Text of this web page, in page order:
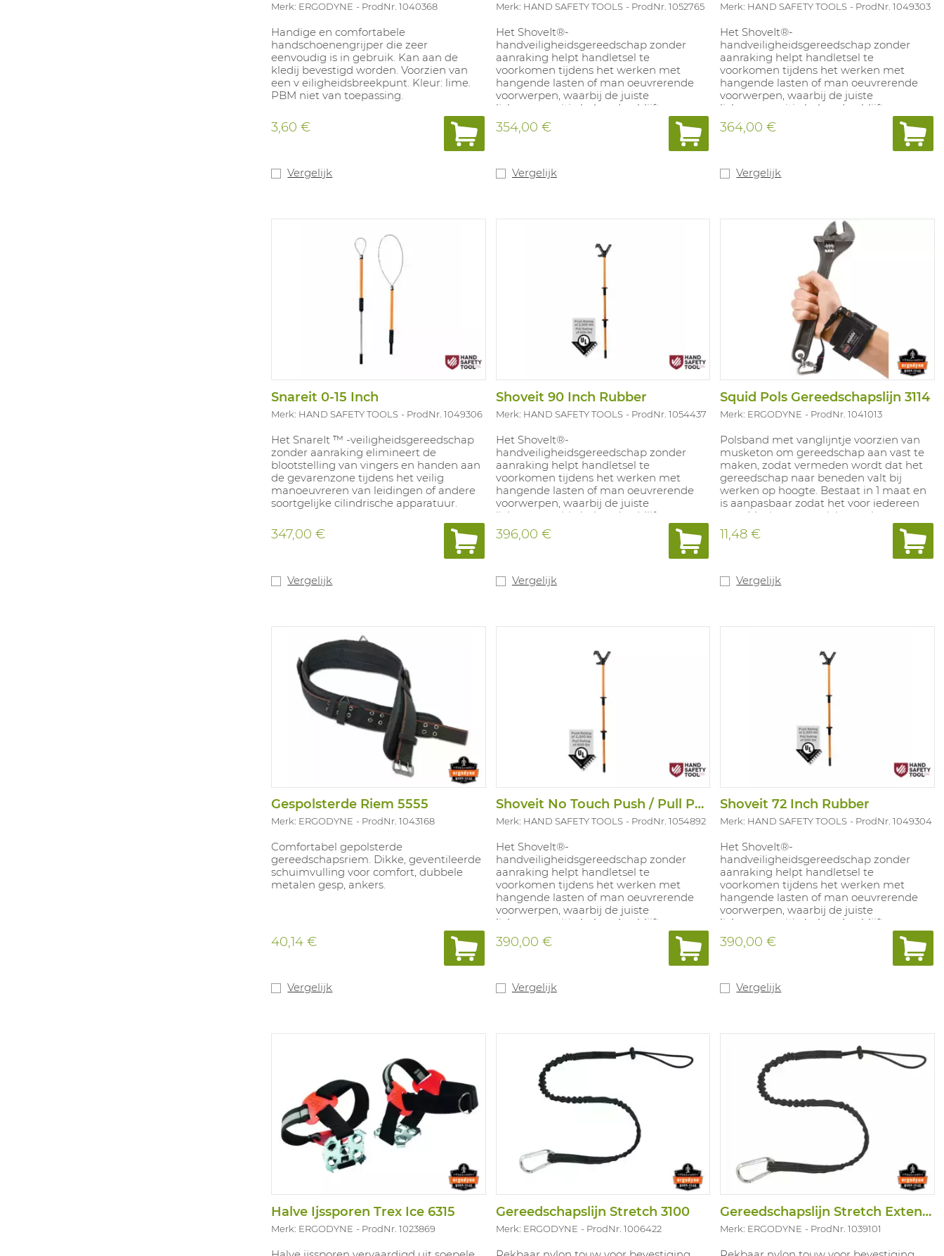
Merk: ERGODYNE ProdNr. 1040368
Handige en comfortabele
handschoenengrijper die zeer
eenvoudig is in gebruik. Kan aan de
kledij bevestigd worden. Voorzien van
een v eiligheidsbreekpunt. Kleur: lime.
PBM niet van toepassing.
3,60 €
Vergelijk
Merk: HAND SAFETY TOOLS ProdNr. 1052765
Het ShoveIt®-
handveiligheidsgereedschap zonder
aanraking helpt handletsel te
voorkomen tijdens het werken met
hangende lasten of man oeuvrerende
voorwerpen, waarbij de juiste
lichaamspositie behouden blijft voor
veilig hanteren buiten de vuurlinie. Het
stelt gebruikers in staat om ladingen te
stroppen en slogan vast te pakken
Lengte: 42 inch.
354,00 €
Vergelijk
Merk: HAND SAFETY TOOLS ProdNr. 1049303
Het ShoveIt®-
handveiligheidsgereedschap zonder
aanraking helpt handletsel te
voorkomen tijdens het werken met
hangende lasten of man oeuvrerende
voorwerpen, waarbij de juiste
lichaamspositie behouden blijft voor
veilig hanteren buiten de vuurlinie. Het
stelt gebruikers in staat om ladingen te
stroppen en slogan vast te pakken
Lengte: 50 inch.
364,00 €
Vergelijk
Snareit 0-15 Inch
Merk: HAND SAFETY TOOLS ProdNr. 1049306
Het SnareIt ™ -veiligheidsgereedschap
zonder aanraking elimineert de
blootstelling van vingers en handen aan
de gevarenzone tijdens het veilig
manoeuvreren van leidingen of andere
soortgelijke cilindrische apparatuur.
Lusdiameter: 0 tot 15 inch.
347,00 €
Vergelijk
Shoveit 90 Inch Rubber
Merk: HAND SAFETY TOOLS ProdNr. 1054437
Het ShoveIt®-
handveiligheidsgereedschap zonder
aanraking helpt handletsel te
voorkomen tijdens het werken met
hangende lasten of man oeuvrerende
voorwerpen, waarbij de juiste
lichaamspositie behouden blijft voor
veilig hanteren buiten de vuurlinie. Het
stelt gebruikers in staat om ladingen te
stroppen en slogan vast te pakken
396,00 €
Vergelijk
Squid Pols Gereedschapslijn 3114
Merk: ERGODYNE ProdNr. 1041013
Polsband met vanglijntje voorzien van
musketon om gereedschap aan vast te
maken, zodat vermeden wordt dat het
gereedschap naar beneden valt bij
werken op hoogte. Bestaat in 1 maat en
is aanpasbaar zodat het voor iedereen
past. Maximum gewicht van het
gereedschap: 1,4 kg. Geen PBM
11,48 €
Vergelijk
Gespolsterde Riem 5555
Merk: ERGODYNE ProdNr. 1043168
Comfortabel gepolsterde
gereedschapsriem. Dikke, geventileerde
schuimvulling voor comfort, dubbele
metalen gesp, ankers.
40,14 €
Vergelijk
Shoveit No Touch Push / Pull Pole
Merk: HAND SAFETY TOOLS ProdNr. 1054892
Het ShoveIt®-
handveiligheidsgereedschap zonder
aanraking helpt handletsel te
voorkomen tijdens het werken met
hangende lasten of man oeuvrerende
voorwerpen, waarbij de juiste
lichaamspositie behouden blijft voor
veilig hanteren buiten de vuurlinie. Het
stelt gebruikers in staat om ladingen te
stroppen en slogan vast te pakken
Lengte: 72 inch.
Materiaal: rubber.
D-handgreep.
390,00 €
Vergelijk
Shoveit 72 Inch Rubber
Merk: HAND SAFETY TOOLS ProdNr. 1049304
Het ShoveIt®-
handveiligheidsgereedschap zonder
aanraking helpt handletsel te
voorkomen tijdens het werken met
hangende lasten of man oeuvrerende
voorwerpen, waarbij de juiste
lichaamspositie behouden blijft voor
veilig hanteren buiten de vuurlinie. Het
stelt gebruikers in staat om ladingen te
stroppen en slogan vast te pakken
Lengte: 72 inch.
Materiaal: rubber.
390,00 €
Vergelijk
Halve Ijssporen Trex Ice 6315
Merk: ERGODYNE ProdNr. 1023869
Gereedschapslijn Stretch 3100
Merk: ERGODYNE ProdNr. 1006422
Gereedschapslijn Stretch Extended 3100
Merk: ERGODYNE ProdNr. 1039101